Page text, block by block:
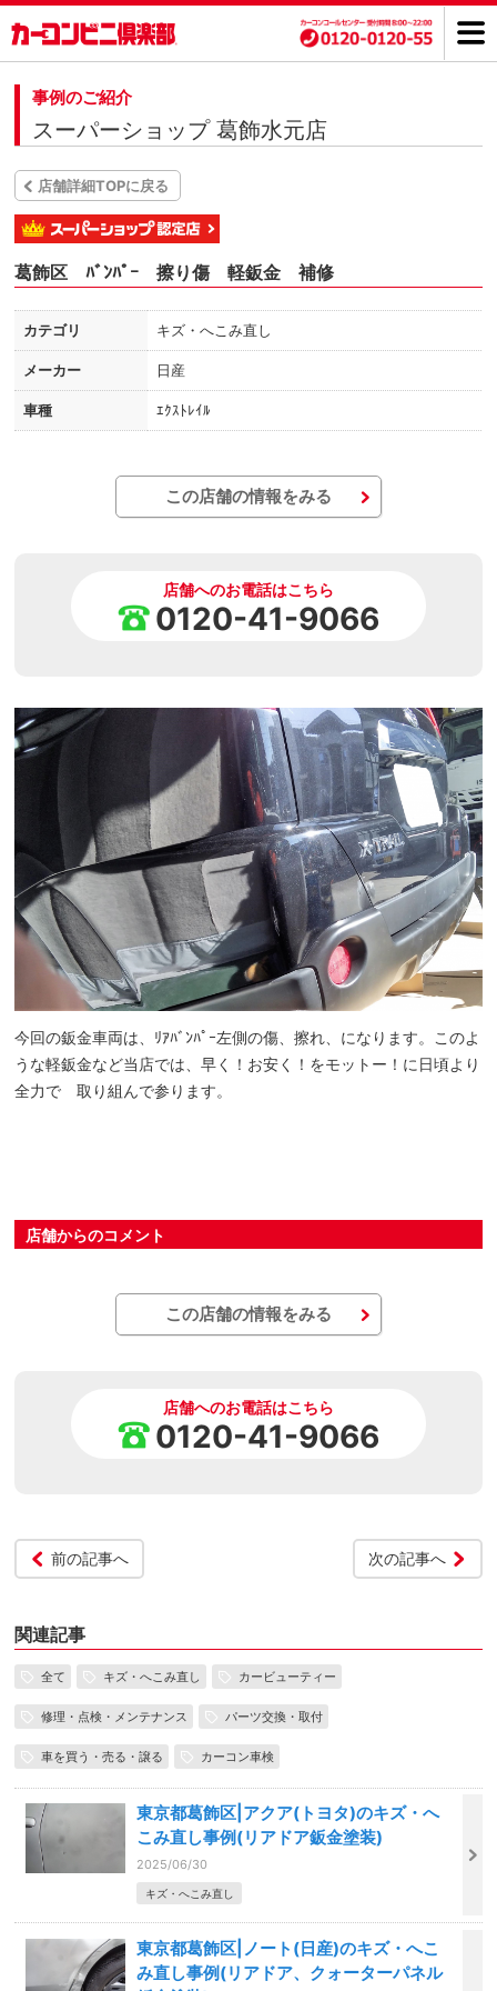
事例のご紹介
スーパーショップ 葛飾水元店
店舗詳細TOPに戻る
葛飾区 ﾊﾞﾝﾊﾟｰ 擦り傷 軽鈑金 補修
カテゴリ キズ・へこみ直し
メーカー 日産
車種 ｴｸｽﾄﾚｲﾙ
この店舗の情報をみる
店舗へのお電話はこちら
0120-41-9066
今回の鈑金車両は、ﾘｱﾊﾞﾝﾊﾟｰ左側の傷、擦れ、になります。このよ
うな軽鈑金など当店では、早く！お安く！をモットー！に日頃より
全力で 取り組んで参ります。
店舗からのコメント
この店舗の情報をみる
店舗へのお電話はこちら
0120-41-9066
前の記事へ 次の記事へ
関連記事
全て キズ・へこみ直し カービューティー
修理・点検・メンテナンス パーツ交換・取付
車を買う・売る・譲る カーコン車検
東京都葛飾区|アクア(トヨタ)のキズ・へ
こみ直し事例(リアドア鈑金塗装)
2025/06/30
キズ・へこみ直し
東京都葛飾区|ノート(日産)のキズ・へこ
み直し事例(リアドア、クォーターパネル